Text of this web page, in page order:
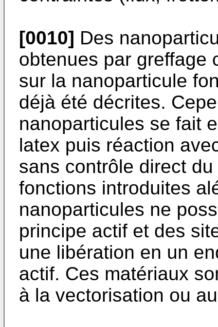
[0010] Des
obtenues par greffage
sur la nanoparticule
déjà été décrites.
nanoparticules se fait
latex puis réaction
sans contrôle direct
fonctions introduites
nanoparticules ne
principe actif et des
une libération en un
actif. Ces matériaux
à la vectorisation ou